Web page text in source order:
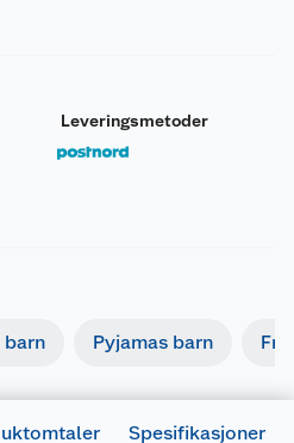
Leveringsmetoder
barn Pyjamas barn
Spesifikasjoner